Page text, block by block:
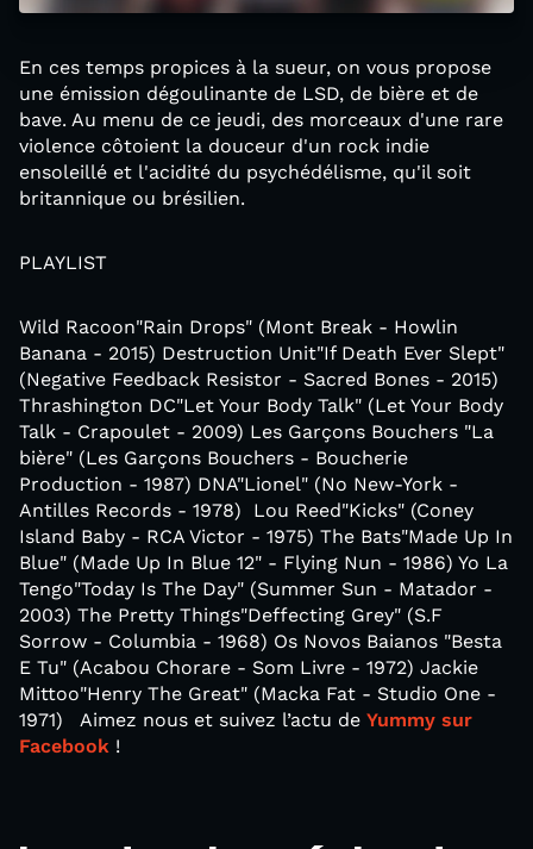
En ces temps propices à la sueur, on vous propose
une émission dégoulinante de LSD, de bière et de
bave. Au menu de ce jeudi, des morceaux d'une rare
violence côtoient la douceur d'un rock indie
ensoleillé et l'acidité du psychédélisme, qu'il soit
britannique ou brésilien.
PLAYLIST
Wild Racoon"Rain Drops" (Mont Break - Howlin
Banana - 2015) Destruction Unit"If Death Ever Slept"
(Negative Feedback Resistor - Sacred Bones - 2015)
Thrashington DC"Let Your Body Talk" (Let Your Body
Talk - Crapoulet - 2009) Les Garçons Bouchers "La
bière" (Les Garçons Bouchers - Boucherie
Production - 1987) DNA"Lionel" (No New-York -
Antilles Records - 1978) Lou Reed"Kicks" (Coney
Island Baby - RCA Victor - 1975) The Bats"Made Up In
Blue" (Made Up In Blue 12" - Flying Nun - 1986) Yo La
Tengo"Today Is The Day" (Summer Sun - Matador -
2003) The Pretty Things"Deffecting Grey" (S.F
Sorrow - Columbia - 1968) Os Novos Baianos "Besta
E Tu" (Acabou Chorare - Som Livre - 1972) Jackie
Mittoo"Henry The Great" (Macka Fat - Studio One -
1971) Aimez nous et suivez l’actu de Yummy sur
Facebook !